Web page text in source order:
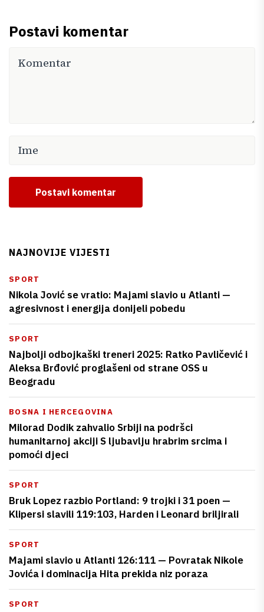
Postavi komentar
Postavi komentar
NAJNOVIJE VIJESTI
SPORT
Nikola Jović se vratio: Majami slavio u Atlanti —
agresivnost i energija donijeli pobedu
SPORT
Najbolji odbojkaški treneri 2025: Ratko Pavličević i
Aleksa Brđović proglašeni od strane OSS u
Beogradu
BOSNA I HERCEGOVINA
Milorad Dodik zahvalio Srbiji na podršci
humanitarnoj akciji S ljubavlju hrabrim srcima i
pomoći djeci
SPORT
Bruk Lopez razbio Portland: 9 trojki i 31 poen —
Klipersi slavili 119:103, Harden i Leonard briljirali
SPORT
Majami slavio u Atlanti 126:111 — Povratak Nikole
Jovića i dominacija Hita prekida niz poraza
SPORT